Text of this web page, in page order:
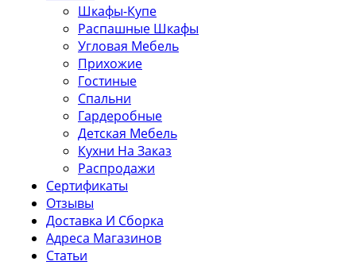
Шкафы-Купе
Распашные Шкафы
Угловая Мебель
Прихожие
Гостиные
Спальни
Гардеробные
Детская Мебель
Кухни На Заказ
Распродажи
Сертификаты
Отзывы
Доставка И Сборка
Адреса Магазинов
Статьи